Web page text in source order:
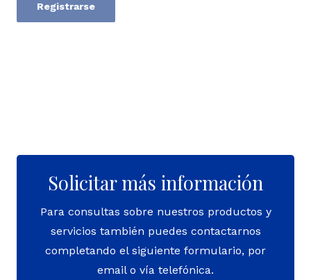
Registrarse
Solicitar más información
Para consultas sobre nuestros productos y
servicios también puedes contactarnos
completando el siguiente formulario, por
email o vía telefónica.